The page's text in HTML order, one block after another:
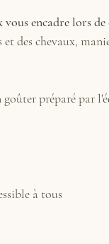
encadre lors
des chevaux,
préparé par
à tous